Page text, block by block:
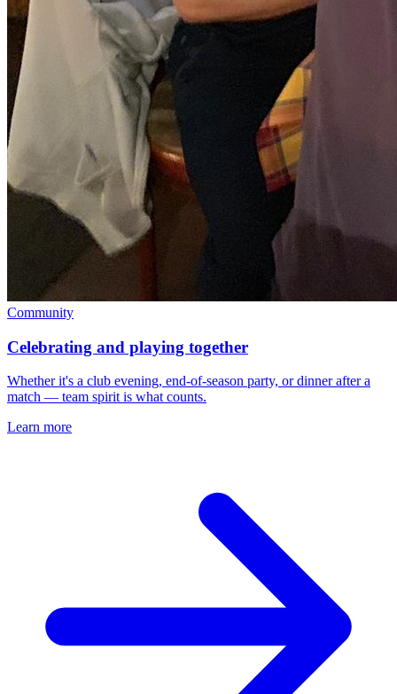
Community
Celebrating and playing together
Whether it's a club evening, end-of-season party, or dinner after a
match — team spirit is what counts.
Learn more